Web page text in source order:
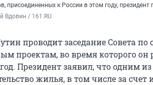
присоединенных к России в этом году, президент
Вдовин / 161.RU
проводит заседание Совета по
проектам, во время которого он
Президент заявил, что одним
жилья, в том числе за